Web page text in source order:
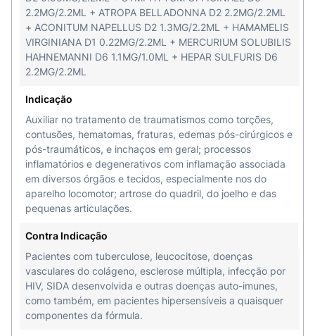
2.2MG/2.2ML + ATROPA BELLADONNA D2 2.2MG/2.2ML
+ ACONITUM NAPELLUS D2 1.3MG/2.2ML + HAMAMELIS
VIRGINIANA D1 0.22MG/2.2ML + MERCURIUM SOLUBILIS
HAHNEMANNI D6 1.1MG/1.0ML + HEPAR SULFURIS D6
2.2MG/2.2ML
Indicação
Auxiliar no tratamento de traumatismos como torções,
contusões, hematomas, fraturas, edemas pós-cirúrgicos e
pós-traumáticos, e inchaços em geral; processos
inflamatórios e degenerativos com inflamação associada
em diversos órgãos e tecidos, especialmente nos do
aparelho locomotor; artrose do quadril, do joelho e das
pequenas articulações.
Contra Indicação
Pacientes com tuberculose, leucocitose, doenças
vasculares do colágeno, esclerose múltipla, infecção por
HIV, SIDA desenvolvida e outras doenças auto-imunes,
como também, em pacientes hipersensíveis a quaisquer
componentes da fórmula.